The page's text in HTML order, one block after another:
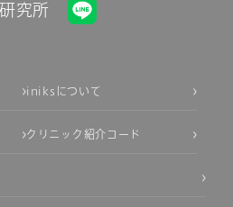
究所
iniksについて
クリニック紹介コード